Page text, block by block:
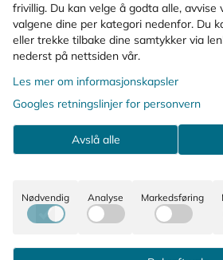
Ingredienser
KUNDER SOM SÅ PÅ
PÅ
frivillig. Du kan velge å godta alle, avvise
valgene dine per kategori nedenfor. Du
eller trekke tilbake dine samtykker via
nederst på nettsiden vår.
Les mer om informasjonskapsler
Googles retningslinjer for personvern
Avslå alle
Nødvendig Analyse Markedsføring